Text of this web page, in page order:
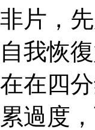
非片，
自我恢
在在四
累過度